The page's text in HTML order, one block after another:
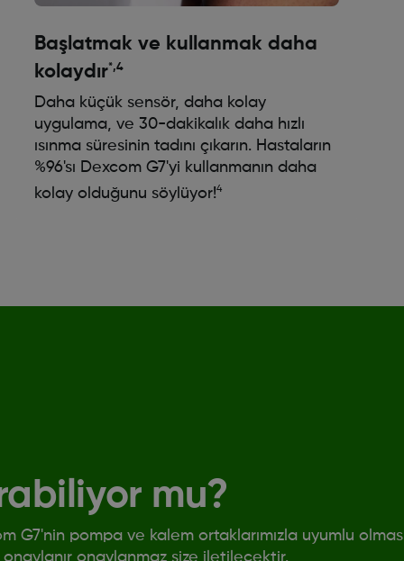
Başlatmak ve kullanmak daha
kolaydır*,4
Daha küçük sensör, daha kolay
uygulama, ve 30-dakikalık daha hızlı
ısınma süresinin tadını çıkarın. Hastaların
%96'sı Dexcom G7'yi kullanmanın daha
kolay olduğunu söylüyor!4
mu?
G7'nin pompa ve kalem ortaklarımızla uyumlu
onaylanmaz size iletilecektir.